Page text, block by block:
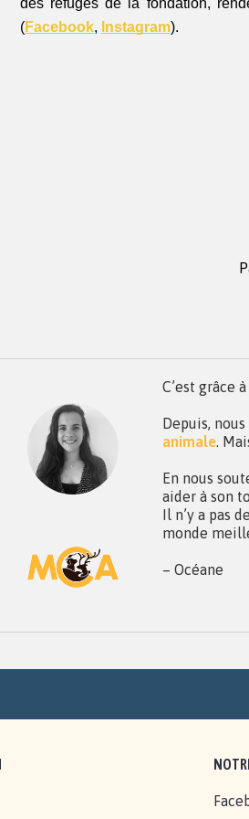
(Facebook, Instagram).
C’est grâce
Depuis,
animale.
En nous
aider à son
Il n’y a pas
monde
– Océane